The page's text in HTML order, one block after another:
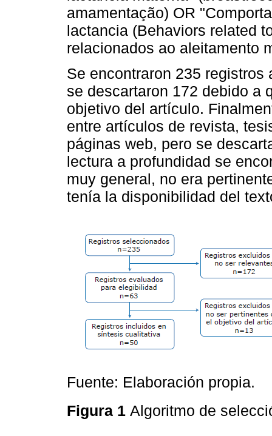
amamentação) OR
lactancia (Behaviors related
relacionados ao aleitamento
Se encontraron 235
se descartaron 172 debido a
objetivo del artículo.
entre artículos de revista,
páginas web, pero se
lectura a profundidad se
muy general, no era
tenía la disponibilidad del
Fuente: Elaboración propia.
Figura 1 Algoritmo de